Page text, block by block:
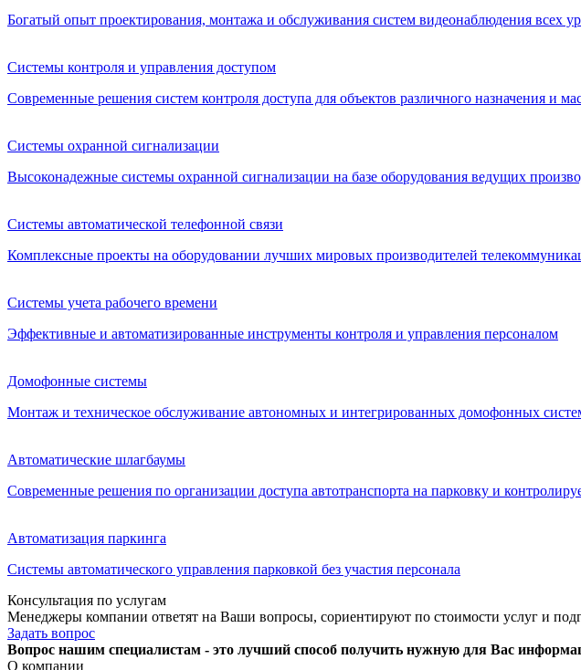
Богатый опыт проектирования, монтажа и обслуживания систем видеонаблюдения всех
Системы контроля и управления доступом
Современные решения систем контроля доступа для объектов различного назначения и
Системы охранной сигнализации
Высоконадежные системы охранной сигнализации на базе оборудования ведущих
Системы автоматической телефонной связи
Комплексные проекты на оборудовании лучших мировых производителей
Системы учета рабочего времени
Эффективные и автоматизированные инструменты контроля и управления персоналом
Домофонные системы
Монтаж и техническое обслуживание автономных и интегрированных домофонных
Автоматические шлагбаумы
Современные решения по организации доступа автотранспорта на парковку и
Автоматизация паркинга
Системы автоматического управления парковкой без участия персонала
Консультация по услугам
Менеджеры компании ответят на Ваши вопросы, сориентируют по стоимости услуг и
Задать вопрос
Вопрос нашим специалистам - это лучший способ получить нужную для Вас
О компании